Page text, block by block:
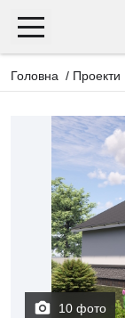
Головна / Проекти
10 фото